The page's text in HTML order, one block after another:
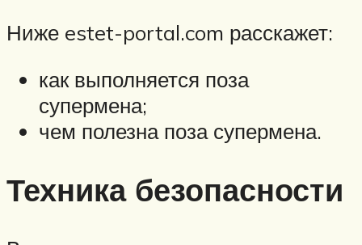
Ниже estet-portal.com расскажет:
как выполняется поза
супермена;
чем полезна поза супермена.
Техника безопасности